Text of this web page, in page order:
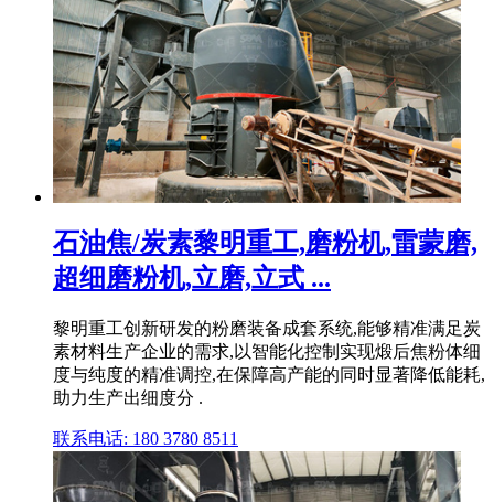
石油焦/炭素黎明重工,磨粉机,雷蒙磨,
超细磨粉机,立磨,立式 ...
黎明重工创新研发的粉磨装备成套系统,能够精准满足炭
素材料生产企业的需求,以智能化控制实现煅后焦粉体细
度与纯度的精准调控,在保障高产能的同时显著降低能耗,
助力生产出细度分 .
联系电话: 180 3780 8511